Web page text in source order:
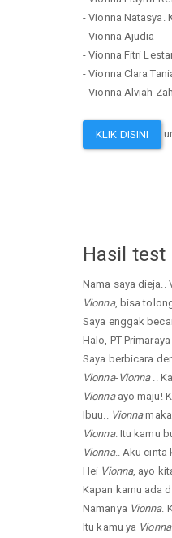
- Vionna Natasya.
- Vionna Ajudia
- Vionna Fitri
- Vionna Clara
- Vionna Alviah
KLIK DISINI
Hasil test
Nama saya dieja..
Vionna, bisa
Saya enggak
Halo, PT Primaraya
Saya berbicara
Vionna-Vionna..
Vionnaayo maju!
Ibuu..
Vionna
Vionna. Itu kamu
Vionna.. Aku cinta
Hei Vionna, ayo
Kapan kamu ada
Namanya Vionna.
Itu kamu ya Vionna